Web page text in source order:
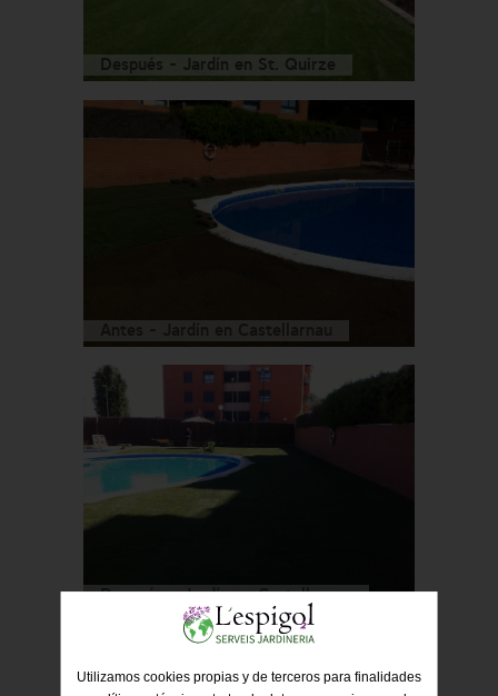
Después - Jardín en St. Quirze
Después - Jardín en Castellarnau
Utilizamos cookies propias y de terceros para finalidades